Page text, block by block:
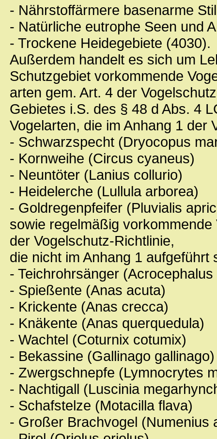
- Nährstoffärmere basenarme
- Natürliche eutrophe Seen und
- Trockene Heidegebiete (4030).
Außerdem handelt es sich um
Schutzgebiet vorkommende
arten gem. Art. 4 der
Gebietes i.S. des § 48 d Abs. 4
Vogelarten, die im Anhang 1 der
- Schwarzspecht (Dryocopus
- Kornweihe (Circus cyaneus)
- Neuntöter (Lanius collurio)
- Heidelerche (Lullula arborea)
- Goldregenpfeifer (Pluvialis
sowie regelmäßig
der Vogelschutz-Richtlinie,
die nicht im Anhang 1 aufgeführt
- Teichrohrsänger
- Spießente (Anas acuta)
- Krickente (Anas crecca)
- Knäkente (Anas querquedula)
- Wachtel (Coturnix cotumix)
- Bekassine (Gallinago gallinago)
- Zwergschnepfe (Lymnocrytes
- Nachtigall (Luscinia
- Schafstelze (Motacilla flava)
- Großer Brachvogel (Numenius